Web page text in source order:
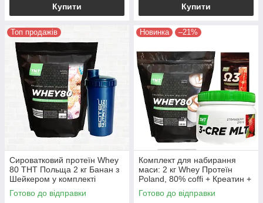
Купити Купити
Топ продажів
Сироватковий протеїн Whey
80 ТНТ Польща 2 кг Банан з
Шейкером у комплекті
Готово до відправки
Новинка –21%
Комплект для набирання
маси: 2 кг Whey Протеїн
Poland, 80% coffi + Креатин +
кардіопротектор у
Подарунок!
Готово до відправки